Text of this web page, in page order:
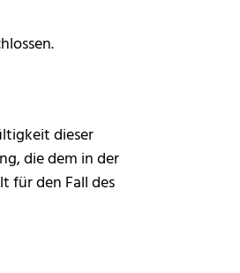
dieser
die dem in der
für den Fall des